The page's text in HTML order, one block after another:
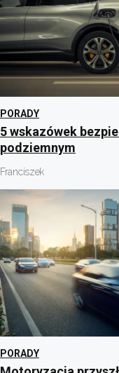
PORADY
5 wskazówek
podziemnym
Franciszek
PORADY